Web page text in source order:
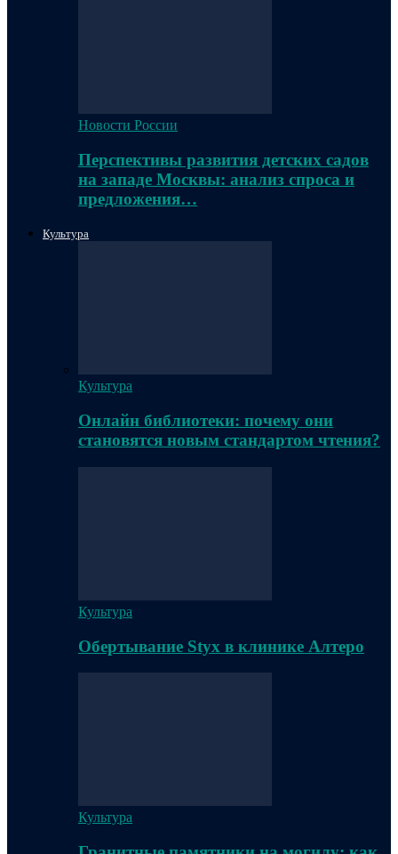
Новости России
Перспективы развития детских садов
на западе Москвы: анализ спроса и
предложения…
Культура
Культура
Онлайн библиотеки: почему они
становятся новым стандартом чтения?
Культура
Обертывание Styx в клинике Алтеро
Культура